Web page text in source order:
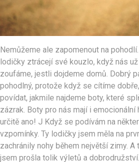
Nemůžeme ale zapomenout na
lodičky ztrácejí své kouzlo, když nás
zoufáme, jestli dojdeme domů. Dobrý
pohodlný, protože když se cítíme
povídat, jakmile najdeme boty, které
zázrak. Boty pro nás mají i emocionální
určitě ano! J Když se podívám na
vzpomínky. Ty lodičky jsem měla na
zachránily nohy během největší zimy.
jsem prošla tolik výletů a